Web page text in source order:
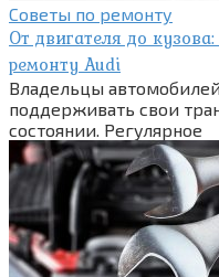
Советы по ремонту
От двигателя до
ремонту Audi
Владельцы
поддерживать свои
состоянии. Регулярное